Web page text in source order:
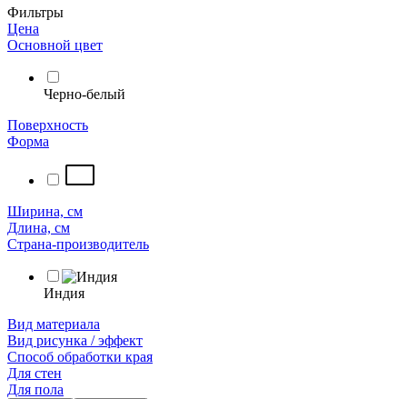
Фильтры
Цена
Основной цвет
Черно-белый
Поверхность
Форма
Ширина, см
Длина, см
Страна-производитель
Индия
Вид материала
Вид рисунка / эффект
Способ обработки края
Для стен
Для пола